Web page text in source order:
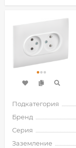
Подкатегория
Бренд
Серия
Заземление